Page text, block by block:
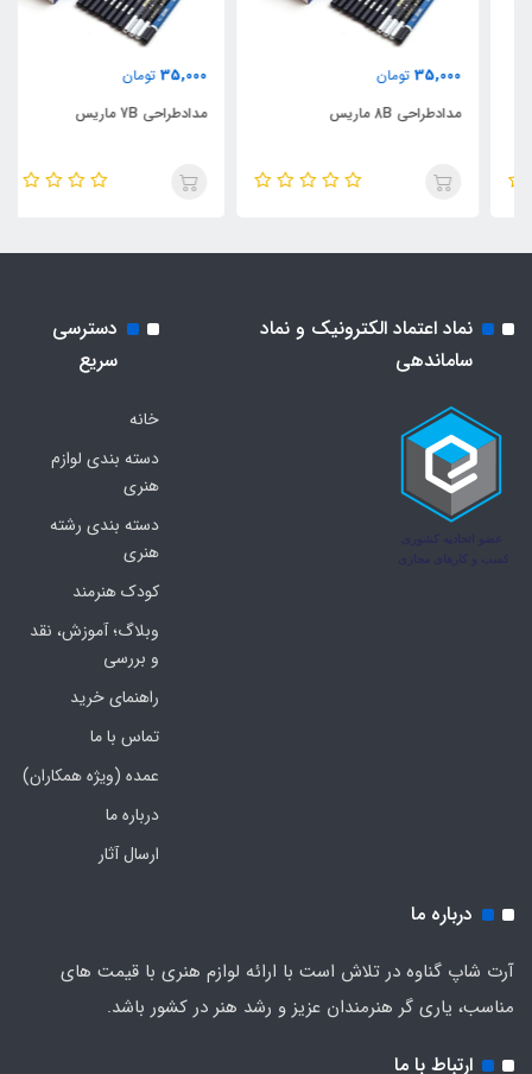
35,000 تومان
مدادطراحی 8B ماریس
35,000 تومان
مدادطراحی 7B ماریس
نماد اعتماد الکترونیک و نماد
ساماندهی
دسترسی
سریع
خانه
دسته بندی لوازم
هنری
دسته بندی رشته
هنری
کودک هنرمند
وبلاگ؛ آموزش، نقد
و بررسی
راهنمای خرید
تماس با ما
عمده (ویژه همکاران)
درباره ما
ارسال آثار
درباره ما
آرت شاپ گناوه در تلاش است با ارائه لوازم هنری با قیمت های
مناسب، یاری گر هنرمندان عزیز و رشد هنر در کشور باشد.
ارتباط با ما